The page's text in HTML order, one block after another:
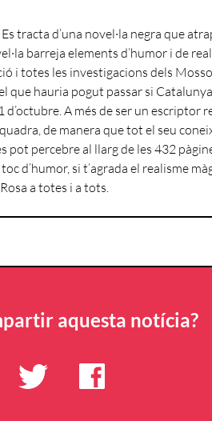
. Es tracta d’una novel·la negra que
barreja elements d’humor i de
i totes les investigacions dels
que hauria pogut passar si
A més de ser un escriptor
de manera que tot el seu
percebre al llarg de les 432
d’humor, si t’agrada el realisme
a totes i a tots.
aquesta notícia?